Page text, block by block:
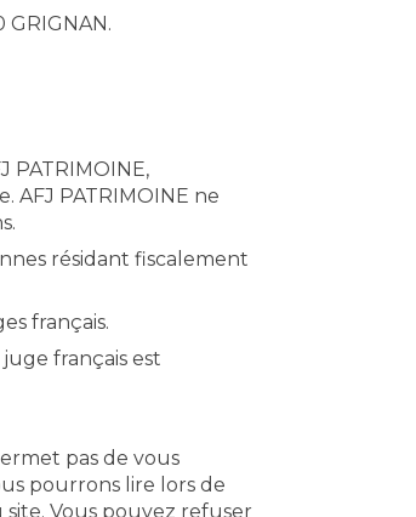
PATRIMOINE,
AFJ PATRIMOINE ne
résidant fiscalement
français.
français est
pas de vous
pourrons lire lors de
Vous pouvez refuser